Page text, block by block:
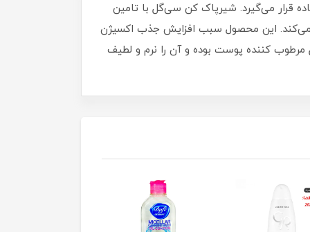
قرار می‌گیرد. شیرپاک کن سی‌گل با تامین
می‌کند. این محصول سبب افزایش جذب اکسیژن
کننده پوست بوده و آن را نرم و لطیف